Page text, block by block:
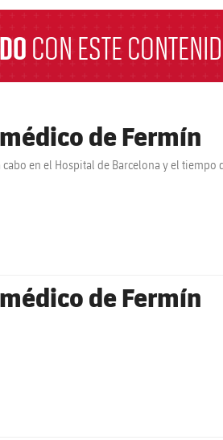
CON ESTE
de Fermín
en el Hospital de Barcelona y el
de Fermín